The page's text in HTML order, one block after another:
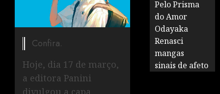
Confira.
Hoje, dia 17 de março,
a editora Panini
Pelo Prisma
do Amor
Odayaka
Renasci
mangas
sinais de afeto